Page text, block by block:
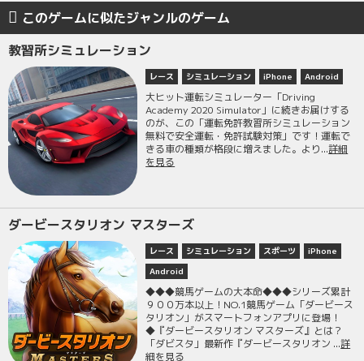
このゲームに似たジャンルのゲーム
教習所シミュレーション
レース シミュレーション iPhone Android
大ヒット運転シミュレーター「Driving
Academy 2020 Simulator」に続きお届けする
のが、この「運転免許教習所シミュレーション
無料で安全運転・免許試験対策」です！運転で
きる車の種類が格段に増えました。より...詳細
を見る
ダービースタリオン マスターズ
レース シミュレーション スポーツ
iPhone
Android
◆◆◆競馬ゲームの大本命◆◆◆シリーズ累計
９００万本以上！NO.1競馬ゲーム「ダービース
タリオン」がスマートフォンアプリに登場！
◆『ダービースタリオン マスターズ』とは？
「ダビスタ」最新作『ダービースタリオン ...詳
細を見る